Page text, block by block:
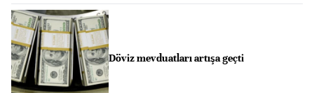
Döviz mevduatları artışa geçti